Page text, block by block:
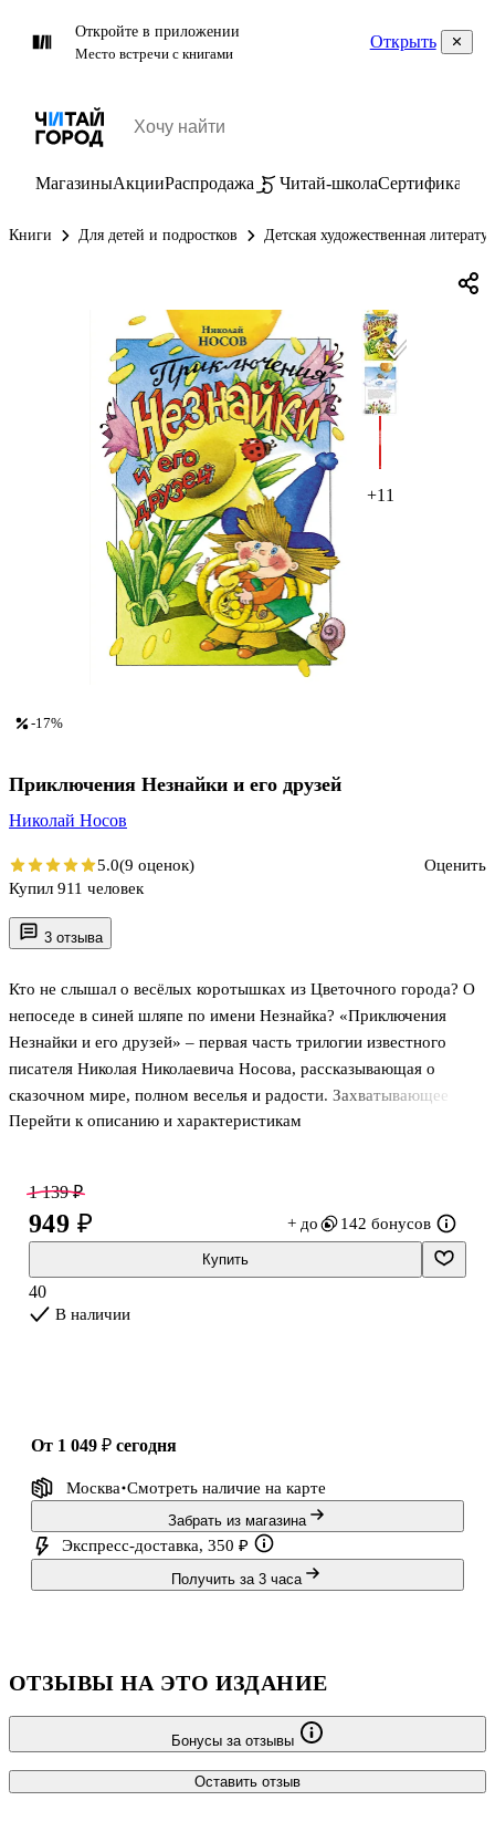
Откройте в приложении
Место встречи с книгами
Открыть
МагазиныАкцииРаспродажа Читай-школаСертификаты
Книги Для детей и подростков Детская художественная
+11
3 отзыва
Кто не слышал о весёлых коротышках из Цветочного города? О
непоседе в синей шляпе по имени Незнайка? «Приключения
Незнайки и его друзей» – первая часть трилогии известного
писателя Николая Николаевича Носова, рассказывающая о
сказочном мире, полном веселья и радости. Захватывающее
путешествие малышей на воздушном шаре, гонка на
Перейти к описанию и характеристикам
-17%
Приключения Незнайки и его друзей
Николай Носов
5.0(9 оценок)
Оценить
Купил 911 человек
1 139 ₽
949 ₽ + до 142 бонусов
Купить
40
В наличии
от 1 049 ₽ сегодня
Москва Смотреть наличие на карте
Забрать из магазина
Экспресс-доставка, 350 ₽
Получить за 3 часа
ОТЗЫВЫ НА ЭТО ИЗДАНИЕ
Бонусы за отзывы
Оставить отзыв